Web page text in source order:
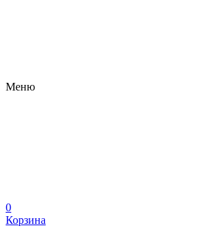
Меню
0
Корзина